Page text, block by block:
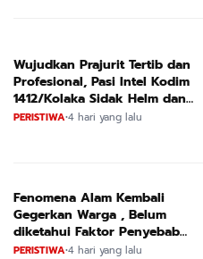
Wujudkan Prajurit Tertib dan
Profesional, Pasi Intel Kodim
1412/Kolaka Sidak Helm dan
Kendaraan
PERISTIWA•4 hari yang lalu
Fenomena Alam Kembali
Gegerkan Warga , Belum
diketahui Faktor Penyebab
Suara
PERISTIWA•4 hari yang lalu